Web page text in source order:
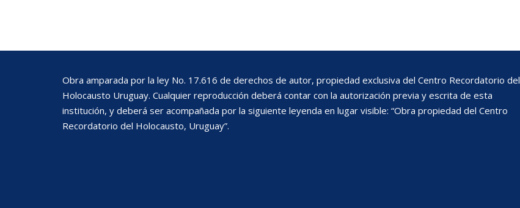
Obra amparada por la ley No. 17.616 de derechos de autor, propiedad exclusiva del Centro Recordatorio del
Holocausto Uruguay. Cualquier reproducción deberá contar con la autorización previa y escrita de esta
institución, y deberá ser acompañada por la siguiente leyenda en lugar visible: “Obra propiedad del Centro
Recordatorio del Holocausto, Uruguay”.